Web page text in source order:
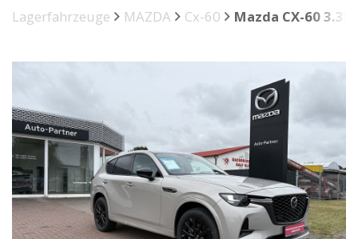
Lagerfahrzeuge MAZDA Cx-60 Mazda CX-60 3.3L